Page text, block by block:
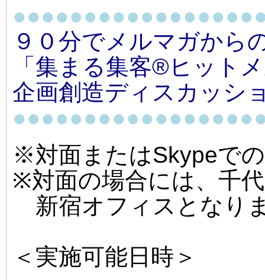
９０分でメルマガから
「集まる集客®ヒット
企画創造ディスカッシ
※対面またはSkypeで
※対面の場合には、千
新宿オフィスとなり
＜実施可能日時＞